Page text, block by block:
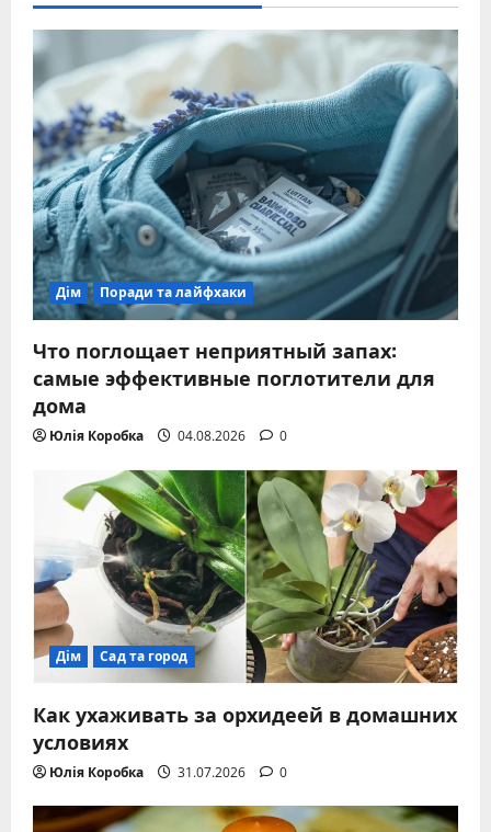
Дім Поради та лайфхаки
Что поглощает неприятный запах:
самые эффективные поглотители для
дома
Юлія Коробка 04.08.2026 0
Дім Сад та город
Как ухаживать за орхидеей в домашних
условиях
Юлія Коробка 31.07.2026 0